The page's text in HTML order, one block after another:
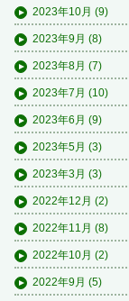
2023年10月 (9)
2023年9月 (8)
2023年8月 (7)
2023年7月 (10)
2023年6月 (9)
2023年5月 (3)
2023年3月 (3)
2022年12月 (2)
2022年11月 (8)
2022年10月 (2)
2022年9月 (5)